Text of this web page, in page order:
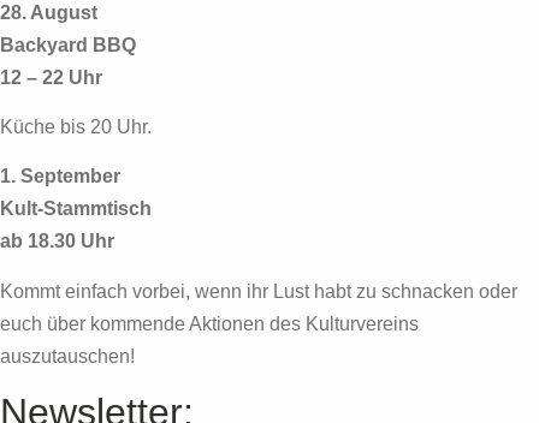
28. August
Backyard BBQ
12 – 22 Uhr
Küche bis 20 Uhr.
1. September
Kult-Stammtisch
ab 18.30 Uhr
Kommt einfach vorbei, wenn ihr Lust habt zu schnacken oder
euch über kommende Aktionen des Kulturvereins
auszutauschen!
Newsletter: